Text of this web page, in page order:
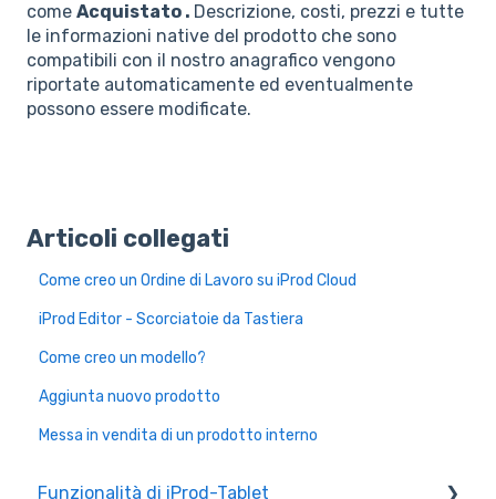
come Acquistato . Descrizione, costi, prezzi e tutte
le informazioni native del prodotto che sono
compatibili con il nostro anagrafico vengono
riportate automaticamente ed eventualmente
possono essere modificate.
Articoli collegati
Come creo un Ordine di Lavoro su iProd Cloud
iProd Editor - Scorciatoie da Tastiera
Come creo un modello?
Aggiunta nuovo prodotto
Messa in vendita di un prodotto interno
Funzionalità di iProd-Tablet